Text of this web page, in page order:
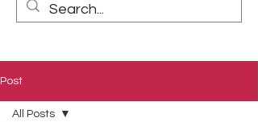
Post
All Posts